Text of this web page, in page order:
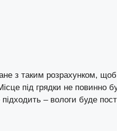
з таким розрахунком,
під грядки не повинно
– вологи буде